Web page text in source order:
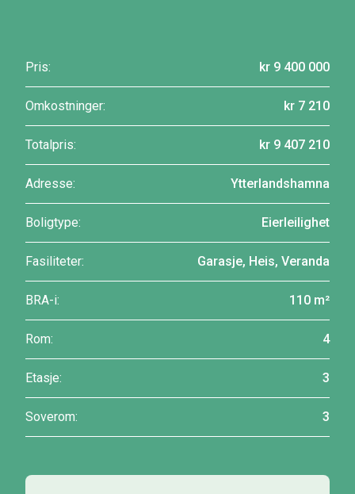
Pris: kr 9 400 000
Omkostninger: kr 7 210
Totalpris: kr 9 407 210
Adresse: Ytterlandshamna
Boligtype: Eierleilighet
Fasiliteter: Garasje, Heis, Veranda
BRA-i: 110 m²
Rom: 4
Etasje: 3
Soverom: 3